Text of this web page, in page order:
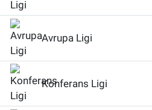
Avrupa Ligi
Konferans Ligi